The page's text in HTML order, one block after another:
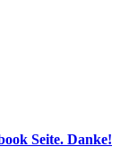
Seite. Danke!